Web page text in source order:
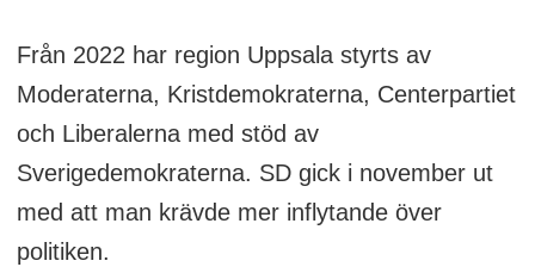
Från 2022 har region Uppsala styrts av
Moderaterna, Kristdemokraterna, Centerpartiet
och Liberalerna med stöd av
Sverigedemokraterna. SD gick i november ut
med att man krävde mer inflytande över
politiken.